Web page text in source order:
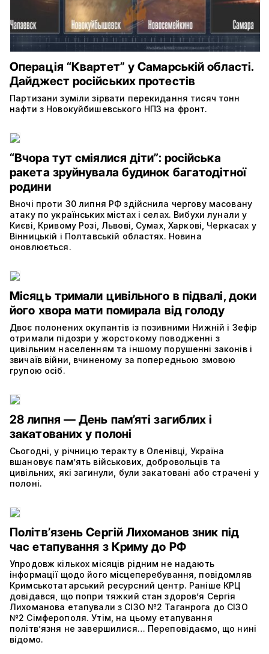
Операція “Квартет” у Самарській області.
Дайджест російських протестів
Партизани зуміли зірвати перекидання тисяч тонн
нафти з Новокуйбишевського НПЗ на фронт.
“Вчора тут сміялися діти”: російська
ракета зруйнувала будинок багатодітної
родини
Вночі проти 30 липня РФ здійснила чергову масовану
атаку по українських містах і селах. Вибухи лунали у
Києві, Кривому Розі, Львові, Сумах, Харкові, Черкасах у
Вінницькій і Полтавській областях. Новина
оновлюється.
Місяць тримали цивільного в підвалі, доки
його хвора мати помирала від голоду
Двоє полонених окупантів із позивними Нижній і Зефір
отримали підозри у жорстокому поводженні з
цивільним населенням та іншому порушенні законів і
звичаїв війни, вчиненому за попередньою змовою
групою осіб.
28 липня — День пам’яті загиблих і
закатованих у полоні
Сьогодні, у річницю теракту в Оленівці, Україна
вшановує пам’ять військових, добровольців та
цивільних, які загинули, були закатовані або страчені у
полоні.
Політвʼязень Сергій Лихоманов зник під
час етапування з Криму до РФ
Упродовж кількох місяців рідним не надають
інформації щодо його місцеперебування, повідомляв
Кримськотатарський ресурсний центр. Раніше КРЦ
довідався, що попри тяжкий стан здоров’я Сергія
Лихоманова етапували з СІЗО №2 Таганрога до СІЗО
№2 Сімферополя. Утім, на цьому етапування
політвʼязня не завершилися… Переповідаємо, що нині
відомо.